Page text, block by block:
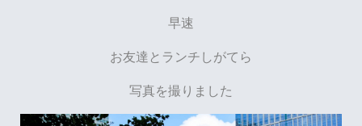
早速
お友達とランチしがてら
写真を撮りました